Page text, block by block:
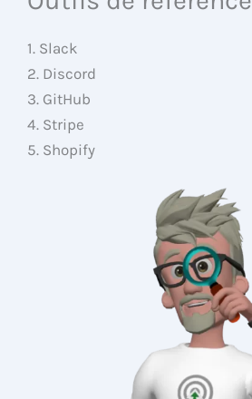
1. Slack
2. Discord
3. GitHub
4. Stripe
5. Shopify